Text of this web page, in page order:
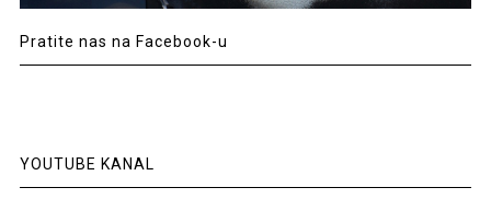
Pratite nas na Facebook-u
YOUTUBE KANAL